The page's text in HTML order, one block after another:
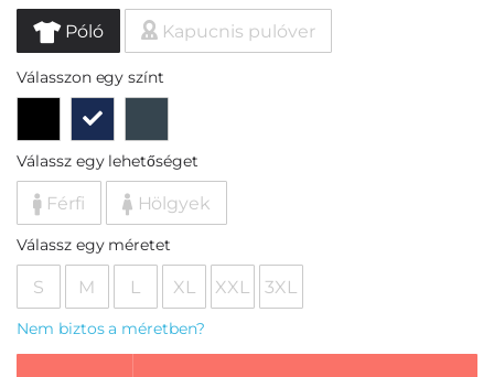
Póló Kapucnis pulóver
Válasszon egy színt
Válassz egy lehetőséget
Férfi Hölgyek
Válassz egy méretet
S M L XL XXL 3XL
Nem biztos a méretben?